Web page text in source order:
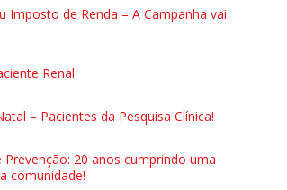
Imposto de Renda – A Campanha vai
Renal
– Pacientes da Pesquisa Clínica!
Prevenção: 20 anos cumprindo uma
comunidade!